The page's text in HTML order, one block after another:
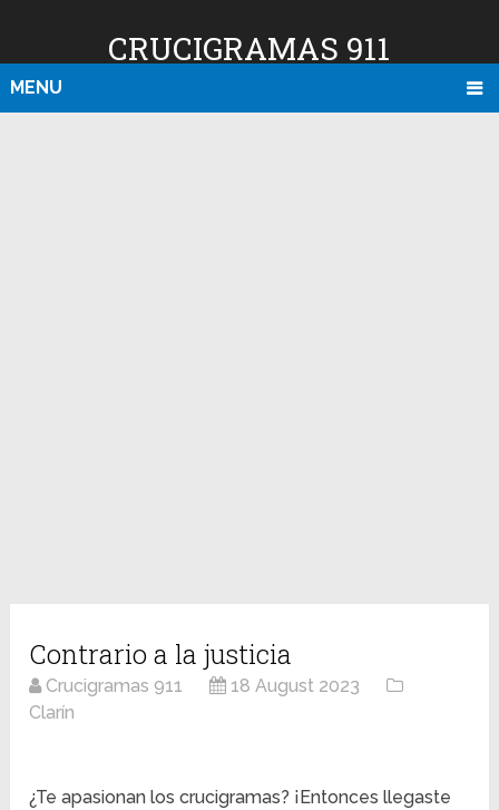
CRUCIGRAMAS 911
MENU
Contrario a la justicia
Crucigramas 911
18 August 2023
Clarín
¿Te apasionan los crucigramas? ¡Entonces llegaste